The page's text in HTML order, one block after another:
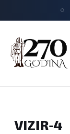
VIZIR-4